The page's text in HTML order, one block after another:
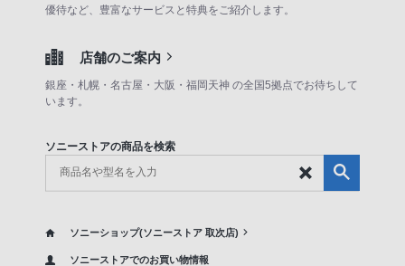
優待など、豊富なサービスと特典をご紹介します。
店舗のご案内
銀座・札幌・名古屋・大阪・福岡天神 の全国5拠点でお待ちして
います。
ソニーストアの商品を検索
ソニーショップ(ソニーストア 取次店)
ソニーストアでのお買い物情報